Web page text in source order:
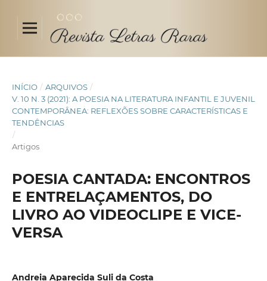
INÍCIO / ARQUIVOS /
V. 10 N. 3 (2021): A POESIA NA LITERATURA INFANTIL E JUVENIL
CONTEMPORÂNEA: REFLEXÕES SOBRE CARACTERÍSTICAS E
TENDÊNCIAS
/
Artigos
POESIA CANTADA: ENCONTROS
E ENTRELAÇAMENTOS, DO
LIVRO AO VIDEOCLIPE E VICE-
VERSA
Andreia Aparecida Suli da Costa